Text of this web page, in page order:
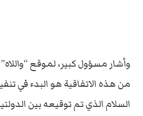
وأشار مسؤول كبير، لموقع
من هذه الاتفاقية هو البدء في
السلام الذي تم توقيعه بين